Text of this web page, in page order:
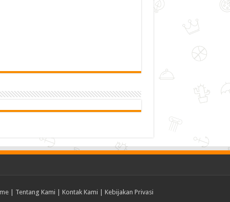
| Tentang Kami Kontak Kami Kebijakan Privasi